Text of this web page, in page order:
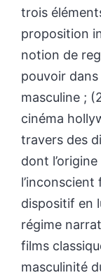
trois
proposition
notion de
pouvoir
masculine ;
cinéma
travers des
dont
dispositif en
régime
films
masculinité